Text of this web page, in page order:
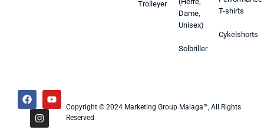
Trolleyer
Dame,
Unisex)
Solbriller
T-shirts
Cykelshorts
Copyright © 2024 Marketing Group Malaga™, All Rights
Reserved